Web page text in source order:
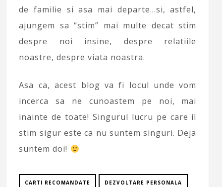
de familie si asa mai departe…si, astfel,
ajungem sa “stim” mai multe decat stim
despre noi insine, despre relatiile
noastre, despre viata noastra.
Asa ca, acest blog va fi locul unde vom
incerca sa ne cunoastem pe noi, mai
inainte de toate! Singurul lucru pe care il
stim sigur este ca nu suntem singuri. Deja
suntem doi!
CARTI RECOMANDATE DEZVOLTARE PERSONALA